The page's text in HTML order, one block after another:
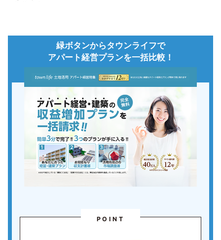
緑ボタンからタウンライフで
アパート経営プランを一括比較！
POINT